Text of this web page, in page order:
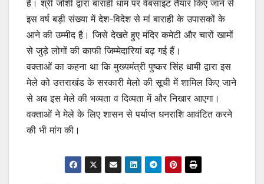
है। श्री जोशी द्वारा बाराही धाम पर वेबसाइट तैयार किए जाने से
इस वर्ष बड़ी संख्या में देश-विदेश से मां बाराही के उपासकों के
आने की उम्मीद है। जिसे देखते हुए मंदिर कमेटी और चारों खामों
से जुड़े लोगों की काफी जिम्मेदारियां बढ़ गई हैं।
वक्ताओं का कहना था कि मुख्यमंत्री पुष्कर सिंह धामी द्वारा इस
मेले को उत्तराखंड के सरकारी मेलो की सूची में शामिल किए जाने
से अब इस मेले की भव्यता व दिव्यता में और निखार आएगा।
वक्ताओं ने मेले के लिए शासन से पर्याप्त धनराशि आवंटित करने
की भी मांग की।